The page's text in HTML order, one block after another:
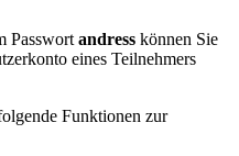
Passwort andress können Sie
eines Teilnehmers
Funktionen zur